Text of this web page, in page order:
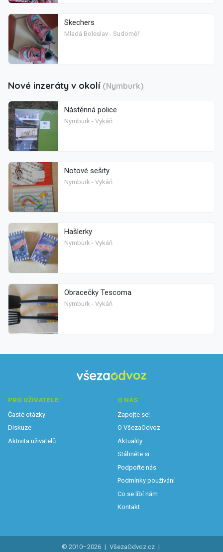
Skechers
Mladá Boleslav - Sudoměř
Nové inzeráty v okolí (Nymburk)
Nástěnná police
Nymburk - Vykáň
Notové sešity
Nymburk - Vykáň
Hašlerky
Nymburk - Vykáň
Obracečky Tescoma
Nymburk - Vykáň
PRO UŽIVATELE
Časté otázky
Diskuze
Aktivita uživatelů
O NÁS
Zapojte se!
O VšezaOdvoz
Aktuality
Stáhněte si
Podpořte nás
Podmínky používání
Co se líbí nám
Kontakt
© 2010–2026 | VšezaOdvoz.cz |